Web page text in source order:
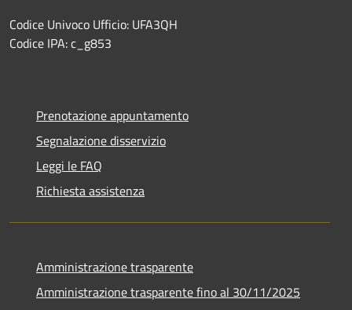
Codice Univoco Ufficio: UFA3QH
Codice IPA: c_g853
Prenotazione appuntamento
Segnalazione disservizio
Leggi le FAQ
Richiesta assistenza
Amministrazione trasparente
Amministrazione trasparente fino al 30/11/2025